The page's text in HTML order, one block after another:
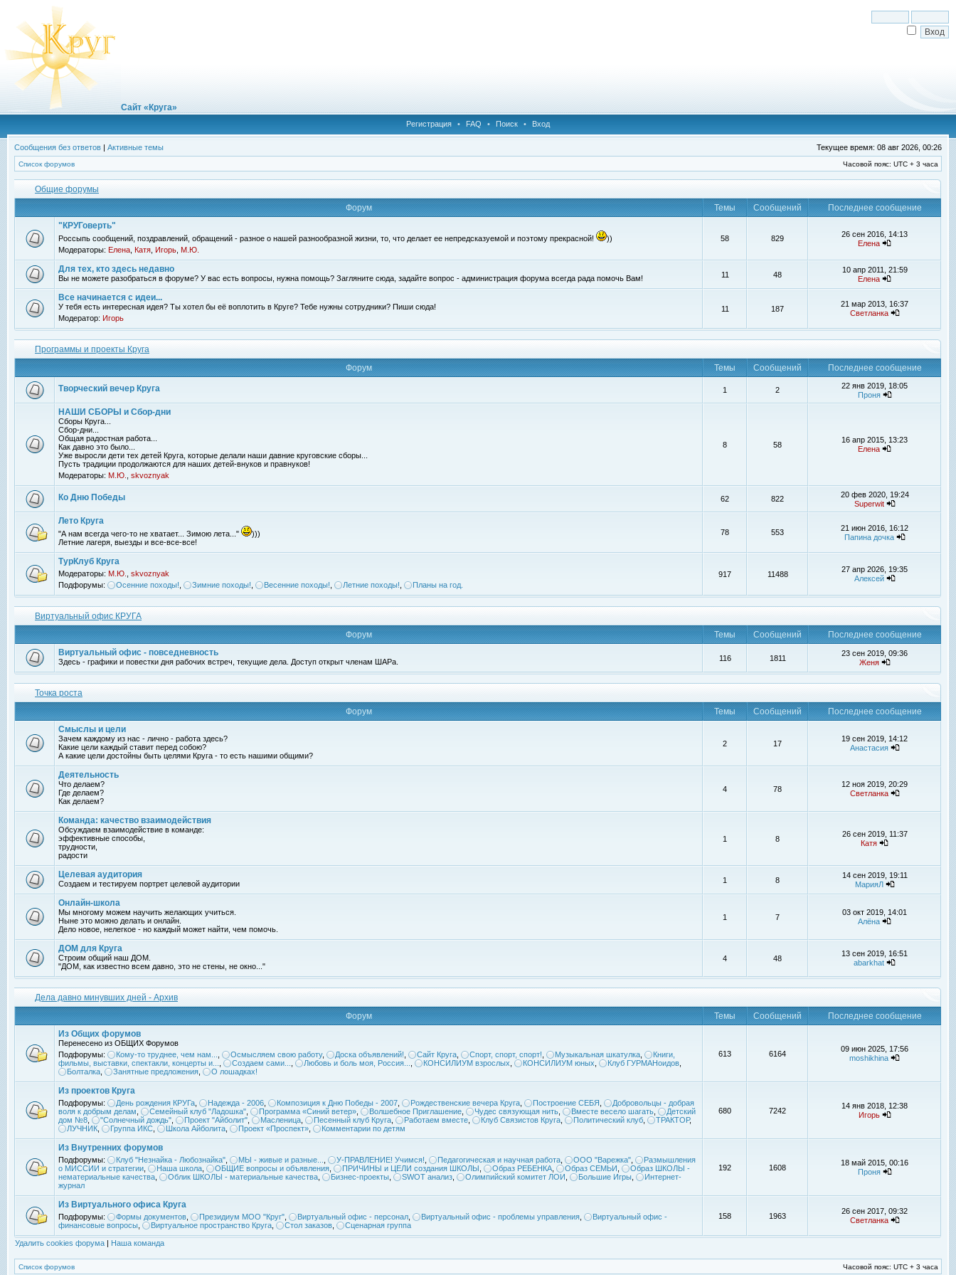
Сайт «Круга»
Регистрация • FAQ • Поиск • Вход
Сообщения без ответов | Активные темы Текущее время: 08 авг 2026, 00:26
Список форумов Часовой пояс: UTC + 3 часа
Общие форумы
Форум
Темы Сообщений
Последнее сообщение
"КРУГоверть"
Россыпь сообщений, поздравлений, обращений - разное о нашей разнообразной жизни, то, что делает ее непредсказуемой и поэтому прекрасной!
))
Модераторы: Елена Катя Игорь М.Ю.
58 829
26 сен 2016, 14:13
Елена
Для тех, кто здесь недавно
Вы не можете разобраться в форуме? У вас есть вопросы, нужна помощь? Загляните сюда, задайте вопрос - администрация форума всегда рада помочь Вам! 11 48
10 апр 2011, 21:59
Елена
Все начинается с идеи...
У тебя есть интересная идея? Ты хотел бы её воплотить в Круге? Тебе нужны сотрудники? Пиши сюда!
Модератор: Игорь
11 187
21 мар 2013, 16:37
Светланка
Программы и проекты Круга
Форум
Темы Сообщений Последнее сообщение
Творческий вечер Круга 1 2
22 янв 2019, 18:05
Проня
НАШИ СБОРЫ и Сбор-дни
Сборы Круга...
Сбор-дни...
Общая радостная работа...
Как давно это было...
Уже выросли дети тех детей Круга, которые делали наши давние круговские сборы...
Пусть традиции продолжаются для наших детей-внуков и правнуков!
Модераторы: М.Ю. skvoznyak
8 58
16 апр 2015, 13:23
Елена
Ко Дню Победы 62 822
20 фев 2020, 19:24
Superwit
Лето Круга
"А нам всегда чего-то не хватает... Зимою лета..."
)))
Летние лагеря, выезды и все-все-все!
78 553
21 июн 2016, 16:12
Папина дочка
ТурКлуб Круга
Модераторы: М.Ю.
skvoznyak
Подфорумы:
Осенние походы! Зимние походы! Весенние походы! Летние походы! Планы на год.
917 11488
27 апр 2026, 19:35
Алексей
Виртуальный офис КРУГА
Форум
Темы Сообщений
Последнее сообщение
Виртуальный офис - повседневность
Здесь - графики и повестки дня рабочих встреч, текущие дела. Доступ открыт членам ШАРа. 116 1811
23 сен 2019, 09:36
Женя
Точка роста
Форум
Темы Сообщений
Последнее сообщение
Смыслы и цели
Зачем каждому из нас - лично - работа здесь?
Какие цели каждый ставит перед собою?
А какие цели достойны быть целями Круга - то есть нашими общими?
2 17
19 сен 2019, 14:12
Анастасия
Деятельность
Что делаем?
Где делаем?
Как делаем?
4 78
12 ноя 2019, 20:29
Светланка
Команда: качество взаимодействия
Обсуждаем взаимодействие в команде:
эффективные способы,
трудности,
радости
1 8
26 сен 2019, 11:37
Катя
Целевая аудитория
Создаем и тестируем портрет целевой аудитории 1 8
14 сен 2019, 19:11
МарияЛ
Онлайн-школа
Мы многому можем научить желающих учиться.
Ныне это можно делать и онлайн.
Дело новое, нелегкое - но каждый может найти, чем помочь.
1 7
03 окт 2019, 14:01
Алёна
ДОМ для Круга
Строим общий наш ДОМ.
"ДОМ, как известно всем давно, это не стены, не окно..."
4 48
13 сен 2019, 16:51
abarkhat
Дела давно минувших дней - Архив
Форум
Темы Сообщений
Последнее сообщение
Из Общих форумов
Перенесено из ОБЩИХ Форумов
Подфорумы:
Кому-то труднее, чем нам... Осмысляем свою работу, Доска объявлений! Сайт Круга Спорт, спорт, спорт! Музыкальная шкатулка
Книги,
фильмы, выставки, спектакли, концерты и...
Создаем сами... Любовь и боль моя, Россия... КОНСИЛИУМ взрослых КОНСИЛИУМ юных Клуб ГУРМАНоидов
Болталка
Занятные предложения О лошадках!
613 6164
09 июн 2025, 17:56
moshikhina
Из проектов Круга
Подфорумы: День рождения КРУГа Надежда - 2006 Композиция к Дню Победы - 2007 Рождественские вечера Круга Построение СЕБЯ
Добровольцы - добрая
воля к добрым делам
Семейный клуб "Ладошка" Программа «Синий ветер» Волшебное Приглашение Чудес связующая нить Вместе весело шагать
Детский
дом №8
"Солнечный дождь" Проект "Айболит" Масленица Песенный клуб Круга Работаем вместе Клуб Связистов Круга Политический клуб ТРАКТОР,
ЛУЧНИК
Группа ИКС Школа Айболита Проект «Проспект» Комментарии по детям
680 7242
14 янв 2018, 12:38
Игорь
Из Внутренних форумов
Подфорумы: Клуб "Незнайка - Любознайка" МЫ - живые и разные... У-ПРАВЛЕНИЕ! Учимся! Педагогическая и научная работа ООО "Варежка"
Размышления
о МИССИИ и стратегии
Наша школа ОБЩИЕ вопросы и объявления ПРИЧИНЫ и ЦЕЛИ создания ШКОЛЫ Образ РЕБЕНКА Образ СЕМЬИ
Образ ШКОЛЫ -
нематериальные качества
Облик ШКОЛЫ - материальные качества Бизнес-проекты SWOT анализ Олимпийский комитет ЛОИ Большие Игры
Интернет-
журнал
192 1608
18 май 2015, 00:16
Проня
Из Виртуального офиса Круга
Подфорумы: Формы документов Президиум МОО "Круг" Виртуальный офис - персонал Виртуальный офис - проблемы управления
Виртуальный офис -
финансовые вопросы
Виртуальное пространство Круга Стол заказов Сценарная группа
158 1963
26 сен 2017, 09:32
Светланка
Удалить cookies форума | Наша команда
Список форумов Часовой пояс: UTC + 3 часа